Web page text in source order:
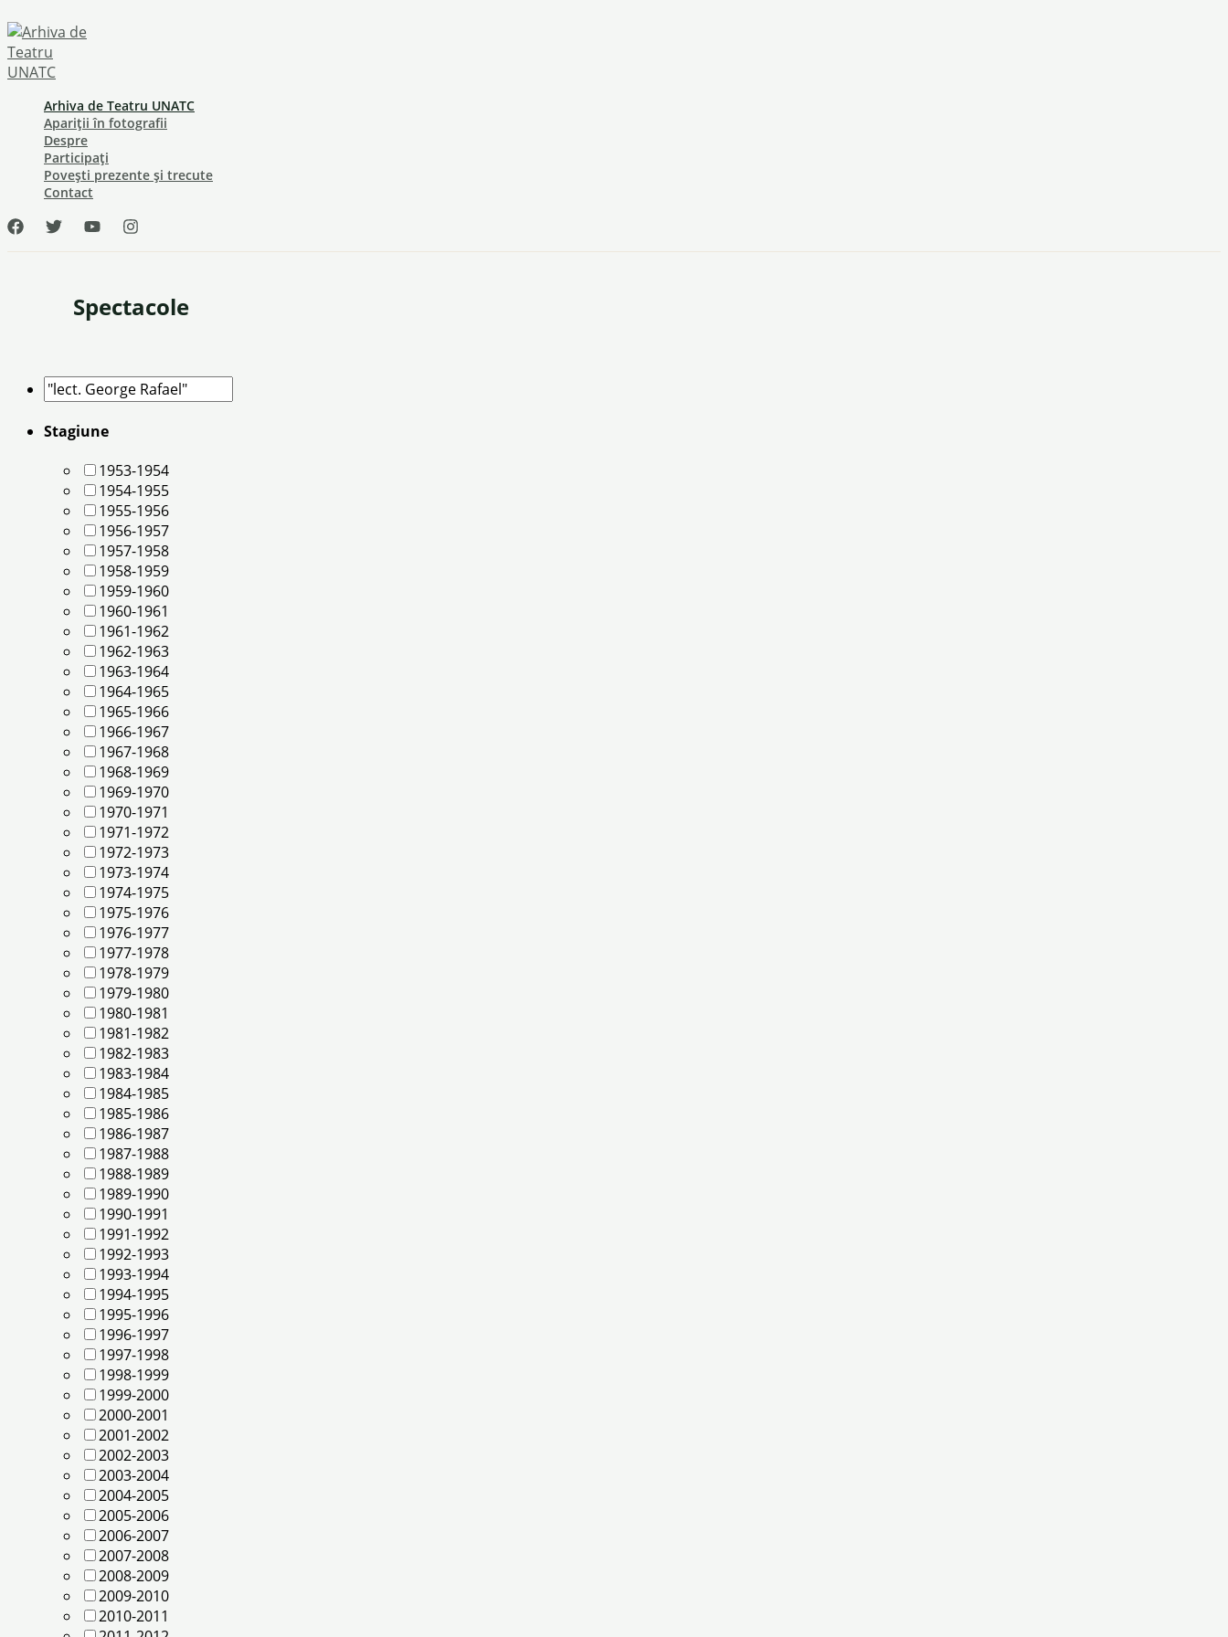
to
content
Arhiva de Teatru UNATC
Apariții în fotografii
Despre
Participați
Povești prezente și trecute
Contact
Spectacole
Stagiune
1953-1954
1954-1955
1955-1956
1956-1957
1957-1958
1958-1959
1959-1960
1960-1961
1961-1962
1962-1963
1963-1964
1964-1965
1965-1966
1966-1967
1967-1968
1968-1969
1969-1970
1970-1971
1971-1972
1972-1973
1973-1974
1974-1975
1975-1976
1976-1977
1977-1978
1978-1979
1979-1980
1980-1981
1981-1982
1982-1983
1983-1984
1984-1985
1985-1986
1986-1987
1987-1988
1988-1989
1989-1990
1990-1991
1991-1992
1992-1993
1993-1994
1994-1995
1995-1996
1996-1997
1997-1998
1998-1999
1999-2000
2000-2001
2001-2002
2002-2003
2003-2004
2004-2005
2005-2006
2006-2007
2007-2008
2008-2009
2009-2010
2010-2011